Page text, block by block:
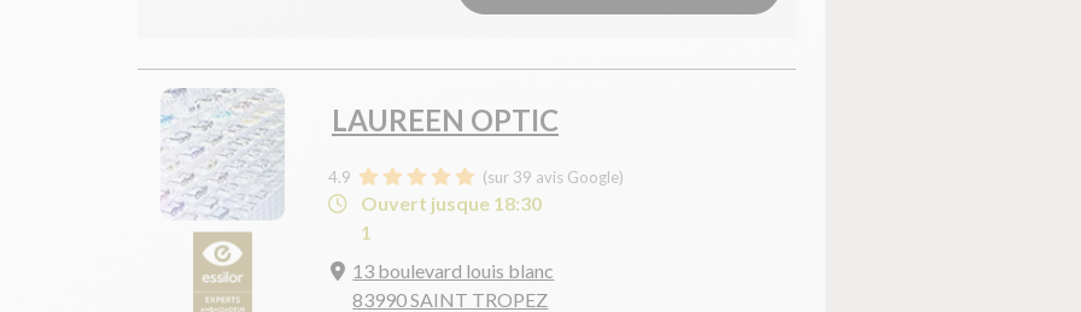
LAUREEN OPTIC
4.9 (sur 39 avis Google)
Ouvert jusque 18:30
1
13 boulevard louis blanc
83990 SAINT TROPEZ